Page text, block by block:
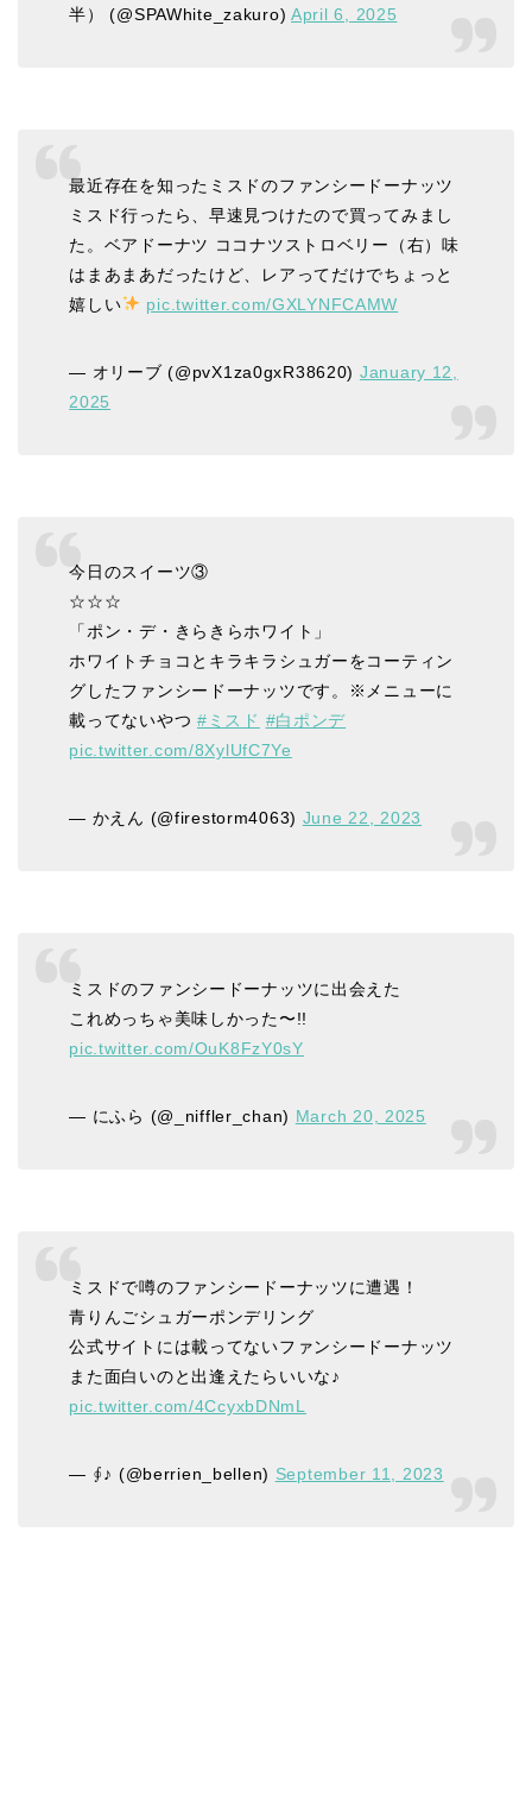
半） (@SPAWhite_zakuro)April 6, 2025
最近存在を知ったミスドのファンシードーナッツ
ミスド行ったら、早速見つけたので買ってみまし
た。ベアドーナツ ココナツストロベリー（右）味
はまあまあだったけど、レアってだけでちょっと
嬉しい
pic.twitter.com/GXLYNFCAMW
— オリーブ (@pvX1za0gxR38620) January 12,
2025
今日のスイーツ③
☆☆☆
「ポン・デ・きらきらホワイト」
ホワイトチョコとキラキラシュガーをコーティン
グしたファンシードーナッツです。※メニューに
載ってないやつ #ミスド #白ポンデ
pic.twitter.com/8XylUfC7Ye
— かえん (@firestorm4063) June 22, 2023
ミスドのファンシードーナッツに出会えた
これめっちゃ美味しかった〜!!
pic.twitter.com/OuK8FzY0sY
— にふら (@_niffler_chan) March 20, 2025
ミスドで噂のファンシードーナッツに遭遇！
青りんごシュガーポンデリング
公式サイトには載ってないファンシードーナッツ
また面白いのと出逢えたらいいな♪
pic.twitter.com/4CcyxbDNmL
— ∮♪ (@berrien_bellen) September 11, 2023